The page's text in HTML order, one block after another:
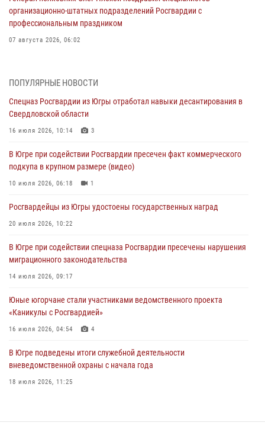
организационно-штатных подразделений Росгвардии с
профессиональным праздником
07 августа 2026, 06:02
Военнослужащие Росгвардии сбили дрон-разведчик ВСУ на южном
направлении
Офицеры Росгвардии и ветераны войск правопорядка почтили
память генерала армии Ивана Кирилловича Яковлева
В Югре при силовой поддержке ОМОН Росгвардии задержаны
06 августа 2026, 09:07 2 1
Урайский отдел вневедомственной охраны Росгвардии отмечает
05 августа 2026, 12:01 3
ПОПУЛЯРНЫЕ НОВОСТИ
Спецназ Росгвардии из Югры отработал навыки десантирования в
Свердловской области
16 июля 2026, 10:14 3
В Югре при содействии Росгвардии пресечен факт коммерческого
подкупа в крупном размере (видео)
10 июля 2026, 06:18 1
Росгвардейцы из Югры удостоены государственных наград
20 июля 2026, 10:22
В Югре при содействии спецназа Росгвардии пресечены нарушения
миграционного законодательства
14 июля 2026, 09:17
Юные югорчане стали участниками ведомственного проекта
«Каникулы с Росгвардией»
16 июля 2026, 04:54 4
В Югре подведены итоги служебной деятельности
вневедомственной охраны с начала года
18 июля 2026, 11:25